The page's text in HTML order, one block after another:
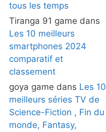
tous les temps
Tiranga 91 game dans
Les 10 meilleurs
smartphones 2024
comparatif et
classement
goya game dans Les 10
meilleurs séries TV de
Science-Fiction , Fin du
monde, Fantasy,